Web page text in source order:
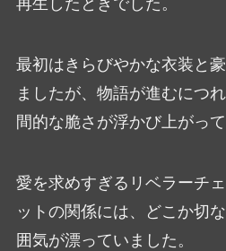
再生したときでした。
最初はきらびやかな衣装と
ましたが、物語が進むにつ
間的な脆さが浮かび上がって
愛を求めすぎるリベラーチ
ットの関係には、どこか切
囲気が漂っていました。